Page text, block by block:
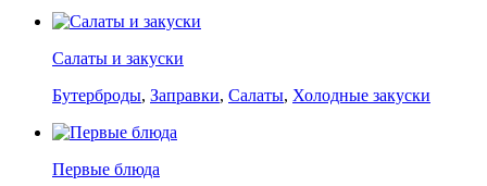
Салаты и закуски
Бутерброды, Заправки, Салаты, Холодные закуски
Первые блюда